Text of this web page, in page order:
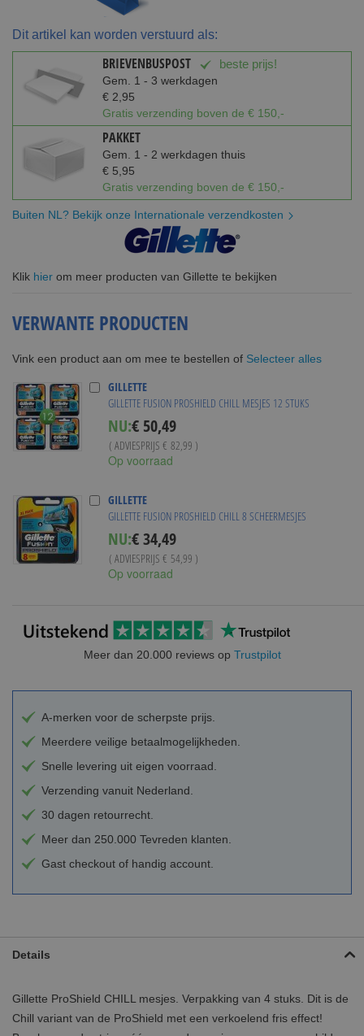
Dit artikel kan worden verstuurd als:
BRIEVENBUSPOST beste prijs!
Gem. 1 - 3 werkdagen
€ 2,95
Gratis verzending boven de € 150,-
PAKKET
Gem. 1 - 2 werkdagen thuis
€ 5,95
Gratis verzending boven de € 150,-
Buiten NL? Bekijk onze Internationale verzendkosten
Klik hier om meer producten van Gillette te bekijken
VERWANTE PRODUCTEN
Vink een product aan om mee te bestellen of Selecteer alles
GILLETTE
GILLETTE FUSION PROSHIELD CHILL MESJES 12 STUKS
NU:Special
Price
€ 50,49
( ADVIESPRIJS € 82,99 )
Op voorraad
GILLETTE
GILLETTE FUSION PROSHIELD CHILL 8 SCHEERMESJES
NU:Special
Price
€ 34,49
( ADVIESPRIJS € 54,99 )
Op voorraad
Meer dan 20.000 reviews op Trustpilot
A-merken voor de scherpste prijs.
Meerdere veilige betaalmogelijkheden.
Snelle levering uit eigen voorraad.
Verzending vanuit Nederland.
30 dagen retourrecht.
Meer dan 250.000 Tevreden klanten.
Gast checkout of handig account.
Details
Gillette ProShield CHILL mesjes. Verpakking van 4 stuks. Dit is de
Chill variant van de ProShield met een verkoelend fris effect!